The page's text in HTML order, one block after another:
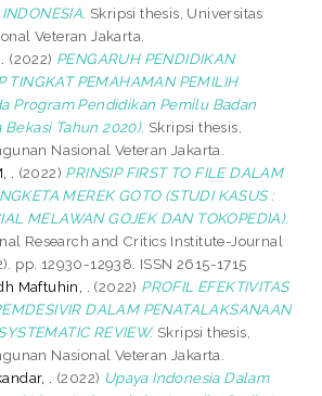
Skripsi thesis, Universitas
Veteran Jakarta.
(2022) PENGARUH PENDIDIKAN
TINGKAT PEMAHAMAN PEMILIH
Program Pendidikan Pemilu Badan
Bekasi Tahun 2020). Skripsi thesis,
Nasional Veteran Jakarta.
(2022) PRINSIP FIRST TO FILE DALAM
MEREK GOTO (STUDI KASUS :
MELAWAN GOJEK DAN TOKOPEDIA).
Research and Critics Institute-Journal
pp. 12930-12938. ISSN 2615-1715
Maftuhin, .
(2022) PROFIL EFEKTIVITAS
DALAM PENATALAKSANAAN
REVIEW. Skripsi thesis,
Nasional Veteran Jakarta.
.
(2022) Upaya Indonesia Dalam